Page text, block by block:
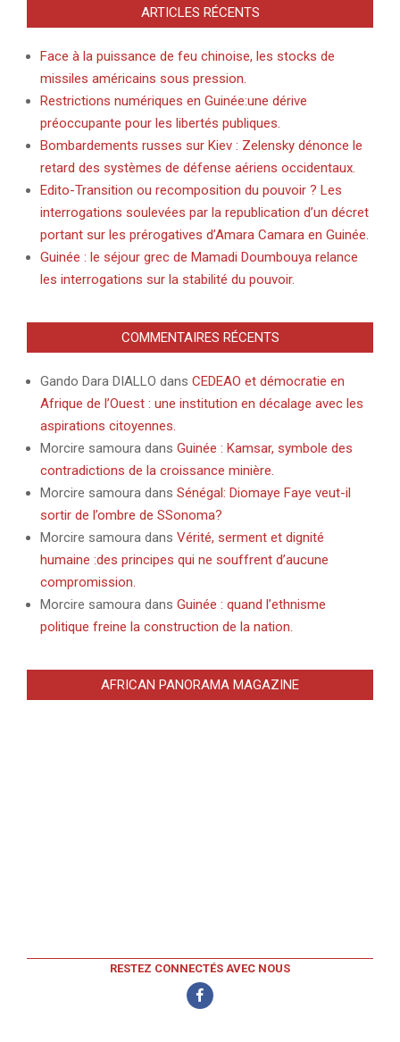
ARTICLES RÉCENTS
Face à la puissance de feu chinoise, les stocks de
missiles américains sous pression.
Restrictions numériques en Guinée:une dérive
préoccupante pour les libertés publiques.
Bombardements russes sur Kiev : Zelensky dénonce le
retard des systèmes de défense aériens occidentaux.
Edito-Transition ou recomposition du pouvoir ? Les
interrogations soulevées par la republication d’un décret
portant sur les prérogatives d’Amara Camara en Guinée.
Guinée : le séjour grec de Mamadi Doumbouya relance
les interrogations sur la stabilité du pouvoir.
COMMENTAIRES RÉCENTS
Gando Dara DIALLO dans CEDEAO et démocratie en
Afrique de l’Ouest : une institution en décalage avec les
aspirations citoyennes.
Morcire samoura dans Guinée : Kamsar, symbole des
contradictions de la croissance minière.
Morcire samoura dans Sénégal: Diomaye Faye veut-il
sortir de l’ombre de SSonoma?
Morcire samoura dans Vérité, serment et dignité
humaine :des principes qui ne souffrent d’aucune
compromission.
Morcire samoura dans Guinée : quand l’ethnisme
politique freine la construction de la nation.
AFRICAN PANORAMA MAGAZINE
RESTEZ CONNECTÉS AVEC NOUS